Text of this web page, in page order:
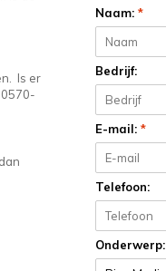
Is er
Naam: *
Bedrijf:
E-mail: *
Telefoon:
Onderwerp: